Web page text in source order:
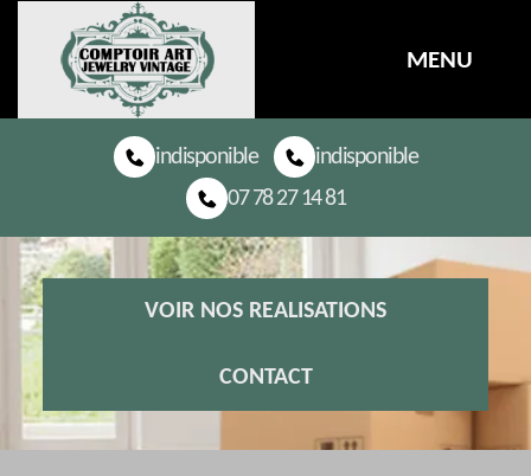
MENU
indisponible
indisponible
07 78 27 14 81
VOIR NOS REALISATIONS
CONTACT